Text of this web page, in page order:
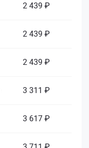
2 439 ₽
2 439 ₽
2 439 ₽
3 311 ₽
3 617 ₽